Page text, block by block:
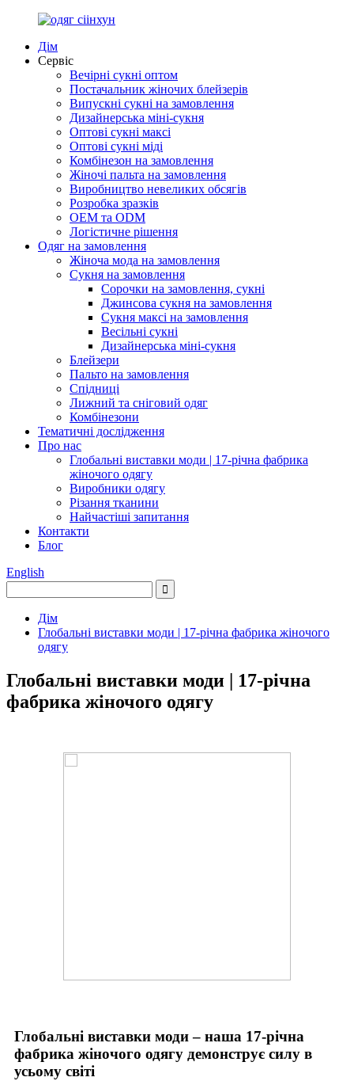
Дім
Сервіс
Вечірні сукні оптом
Постачальник жіночих блейзерів
Випускні сукні на замовлення
Дизайнерська міні-сукня
Оптові сукні максі
Оптові сукні міді
Комбінезон на замовлення
Жіночі пальта на замовлення
Виробництво невеликих обсягів
Розробка зразків
OEM та ODM
Логістичне рішення
Одяг на замовлення
Жіноча мода на замовлення
Сукня на замовлення
Сорочки на замовлення, сукні
Джинсова сукня на замовлення
Сукня максі на замовлення
Весільні сукні
Дизайнерська міні-сукня
Блейзери
Пальто на замовлення
Спідниці
Лижний та сніговий одяг
Комбінезони
Тематичні дослідження
Про нас
Глобальні виставки моди | 17-річна фабрика
жіночого одягу
Виробники одягу
Різання тканини
Найчастіші запитання
Контакти
Блог
English
Дім
Глобальні виставки моди | 17-річна фабрика жіночого
одягу
Глобальні виставки моди | 17-річна
фабрика жіночого одягу
Глобальні виставки моди – наша 17-річна
фабрика жіночого одягу демонструє силу в
усьому світі